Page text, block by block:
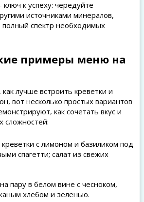
к успеху: чередуйте
источниками минералов,
полный спектр необходимых
примеры меню на
лучше встроить креветки и
вот несколько простых вариантов
как сочетать вкус и
сложностей:
с лимоном и базиликом под
спагетти; салат из свежих
пару в белом вине с чесноком,
хлебом и зеленью.